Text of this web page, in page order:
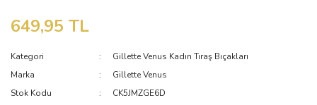
649,95 TL
Kategori
Gillette Venus Kadın Tıraş Bıçakları
Marka
Gillette Venus
Stok Kodu
CK5JMZGE6D